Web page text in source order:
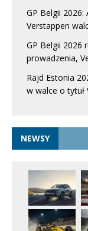
GP Belgii
Verstappen
GP Belgii 2026
prowadzenia,
Rajd Estonia
w walce o tytuł
NEWSY